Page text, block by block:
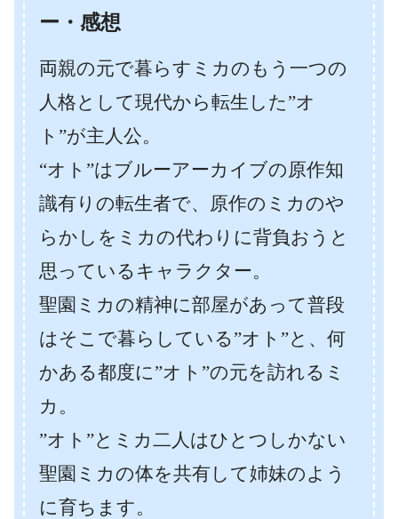
ー・感想
両親の元で暮らすミカのもう一つの
人格として現代から転生した”オ
ト”が主人公。
“オト”はブルーアーカイブの原作知
識有りの転生者で、原作のミカのや
らかしをミカの代わりに背負おうと
思っているキャラクター。
聖園ミカの精神に部屋があって普段
はそこで暮らしている”オト”と、何
かある都度に”オト”の元を訪れるミ
カ。
”オト”とミカ二人はひとつしかない
聖園ミカの体を共有して姉妹のよう
に育ちます。